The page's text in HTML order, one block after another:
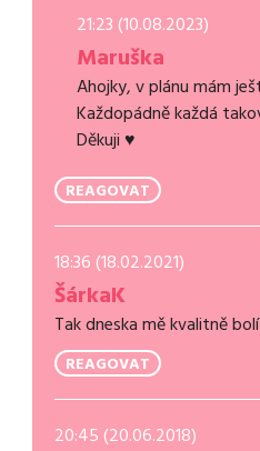
21:23 (10.08.2023)
Maruška
Ahojky, v plánu mám
Každopádně každá
Děkuji ♥
REAGOVAT
18:36 (18.02.2021)
ŠárkaK
Tak dneska mě kvalitně
REAGOVAT
20:45 (20.06.2018)